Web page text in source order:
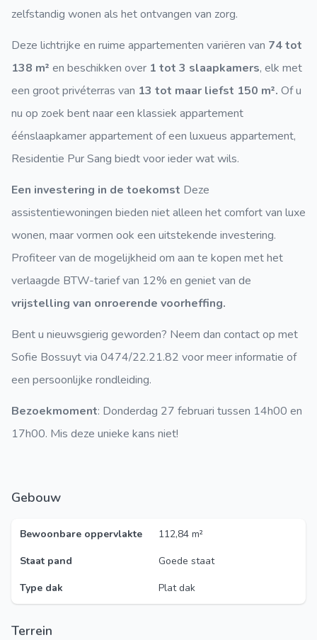
zelfstandig wonen als het ontvangen van zorg.
Deze lichtrijke en ruime appartementen variëren van 74 tot
138 m² en beschikken over 1 tot 3 slaapkamers, elk met
een groot privéterras van 13 tot maar liefst 150 m². Of u
nu op zoek bent naar een klassiek appartement
éénslaapkamer appartement of een luxueus appartement,
Residentie Pur Sang biedt voor ieder wat wils.
Een investering in de toekomst Deze
assistentiewoningen bieden niet alleen het comfort van luxe
wonen, maar vormen ook een uitstekende investering.
Profiteer van de mogelijkheid om aan te kopen met het
verlaagde BTW-tarief van 12% en geniet van de
vrijstelling van onroerende voorheffing.
Bent u nieuwsgierig geworden? Neem dan contact op met
Sofie Bossuyt via 0474/22.21.82 voor meer informatie of
een persoonlijke rondleiding.
Bezoekmoment: Donderdag 27 februari tussen 14h00 en
17h00. Mis deze unieke kans niet!
Gebouw
Bewoonbare oppervlakte
112,84 m²
Staat pand
Goede staat
Type dak
Plat dak
Terrein